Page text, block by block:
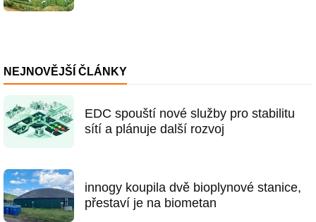
NEJNOVĚJŠÍ ČLÁNKY
EDC spouští nové služby pro stabilitu
sítí a plánuje další rozvoj
innogy koupila dvě bioplynové stanice,
přestaví je na biometan